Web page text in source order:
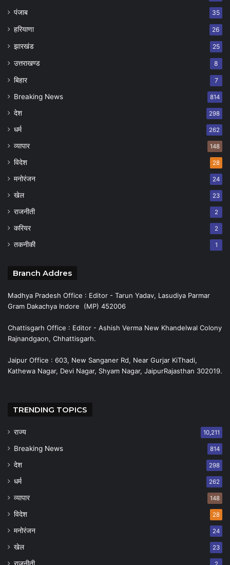
पंजाब 35
हरियाणा 26
झारखंड 25
उत्तराखण्ड 8
बिहार 7
Breaking News 814
देश 298
धर्म 262
व्यापार 148
विदेश 28
मनोरंजन 24
खेल 23
राजनीती 2
करियर 2
तकनीकी 1
Branch Addres
Madhya Pradesh Office : Editor - Tarun Yadav, Lasudiya Parmar
Gram Dakachya Indore (MP) 452006
Chattisgarh Office : Editor - Ashish Verma New Khandelwal Colony
Rajnandgaon, Chhattisgarh.
Jaipur Office : 603, New Sanganer Rd, Near Gurjar KiThadi,
Kathewa Nagar, Devi Nagar, Shyam Nagar, JaipurRajasthan 302019.
TRENDING TOPICS
राज्य 10,211
Breaking News 814
देश 298
धर्म 262
व्यापार 148
विदेश 28
मनोरंजन 24
खेल 23